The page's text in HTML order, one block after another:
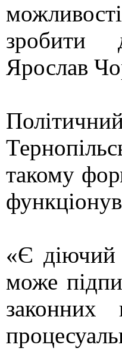
зробити
Ярослав
такому
«Є діючий
може